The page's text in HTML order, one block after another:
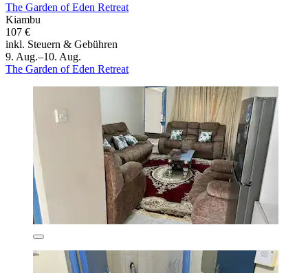
The Garden of Eden Retreat
Kiambu
107 €
inkl. Steuern & Gebühren
9. Aug.–10. Aug.
The Garden of Eden Retreat